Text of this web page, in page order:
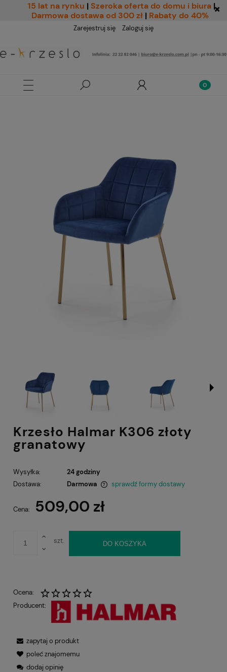
15 lat na rynku | Szeroka oferta do domu i biura |
Darmowa dostawa od 300 zł | Rabaty do 40%
Zarejestruj się Zaloguj się
Krzesło Halmar K306 złoty
granatowy
Wysyłka:
24 godziny
Dostawa:
Darmowa
sprawdź formy dostawy
Cena: 509,00 zł
szt. DO KOSZYKA
Ocena:
Producent:
zapytaj o produkt
poleć znajomemu
dodaj opinię